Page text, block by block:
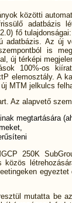
közötti
adatbázis
fő
adatbázis. Az új
is
új térképi
100%-os
elemosztály. A
MTM jelkulcs
Az alapvető
megtartására
250K
közös
mutatta be